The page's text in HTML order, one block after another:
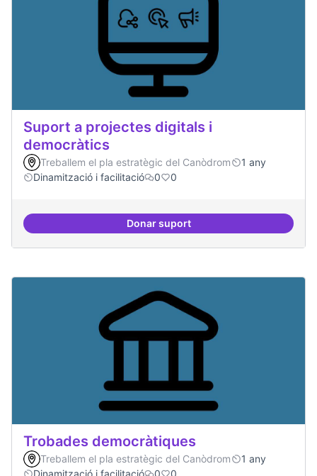
Suport a projectes digitals i
democràtics
Treballem el pla estratègic del Canòdrom
1 any
Dinamització i facilitació
0 0
Donar suportSuport a projectes digitals i
Trobades democràtiques
Treballem el pla estratègic del Canòdrom
1 any
Dinamització i facilitació
0 0